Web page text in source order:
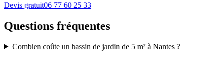
Devis gratuit06 77 60 25 33
Questions fréquentes
Combien coûte un bassin de jardin de 5 m² à Nantes ?